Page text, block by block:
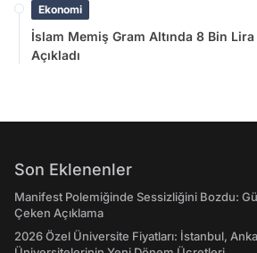
Ekonomi
İslam Memiş Gram Altında 8 Bin
Açıkladı
Son Eklenenler
Manifest Polemiğinde Sessizliğini Bozdu:
Çeken Açıklama
2026 Özel Üniversite Fiyatları: İstanbul,